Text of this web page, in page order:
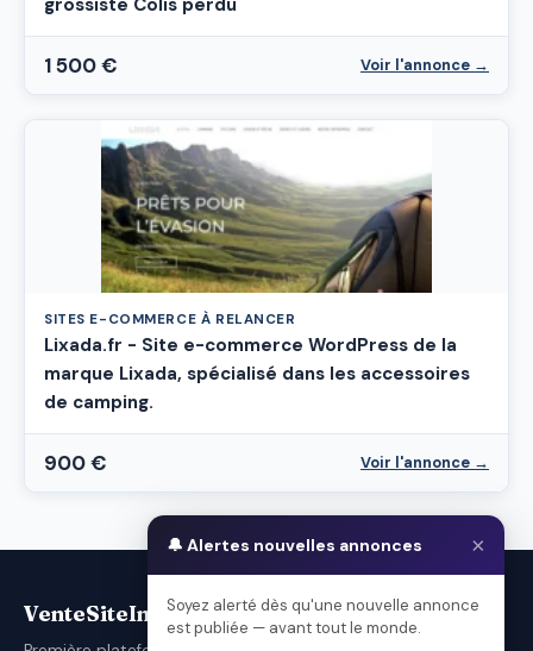
grossiste Colis perdu
1 500 € Voir l'annonce →
SITES E-COMMERCE À RELANCER
Lixada.fr - Site e-commerce WordPress de la
marque Lixada, spécialisé dans les accessoires
de camping.
900 € Voir l'annonce →
🔔 Alertes nouvelles annonces ×
Soyez alerté dès qu'une nouvelle annonce
est publiée — avant tout le monde.
VenteSiteInternet.com